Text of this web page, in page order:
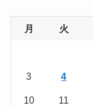
月 火
3 4
10 11